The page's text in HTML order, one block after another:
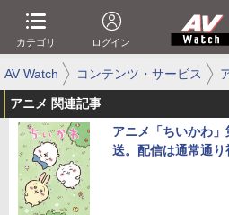
カテゴリ ログイン
AV Watch コンテンツ・サービス
アニメ 関連記事
アニメ「ちいかわ
送。配信は通常通り